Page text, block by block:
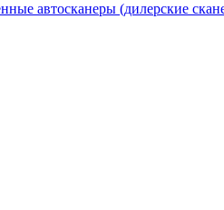
автосканеры (дилерские